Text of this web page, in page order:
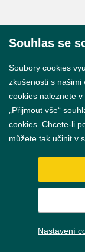
Souhlas se
Soubory cookies
zkušenosti s našimi
cookies naleznete v
„Přijmout vše“
cookies. Chcete-li
můžete tak učinit v
Nastavení